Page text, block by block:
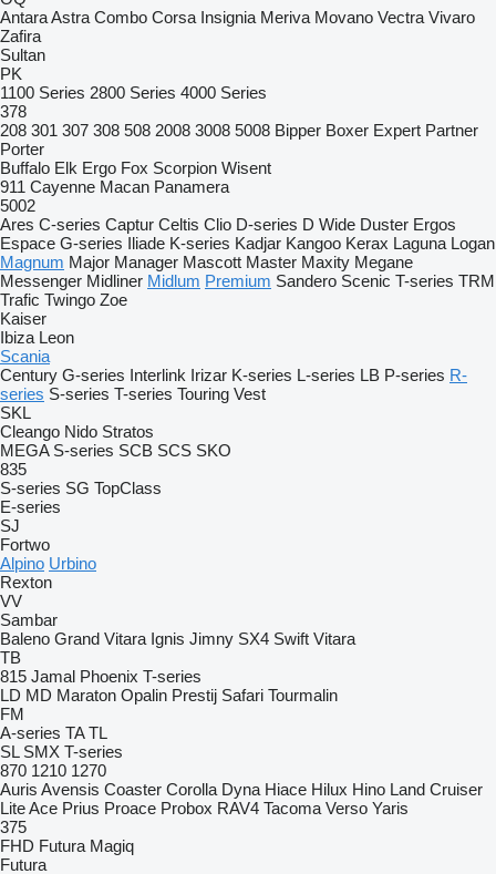
AntaraAstra Combo Corsa Insignia Meriva Movano Vectra Vivaro
Zafira
Sultan
PK
1100 Series 2800 Series 4000 Series
378
208 301 307 308 508 2008 3008 5008 Bipper Boxer Expert Partner
Porter
Buffalo Elk Ergo Fox Scorpion Wisent
911 Cayenne Macan Panamera
5002
Ares C-series Captur Celtis Clio D-series D Wide Duster Ergos
Espace G-series Iliade K-series Kadjar Kangoo Kerax Laguna Logan
Magnum Major Manager Mascott Master Maxity Megane
Messenger Midliner Midlum Premium Sandero Scenic T-series TRM
Trafic Twingo Zoe
Kaiser
Ibiza Leon
Scania
Century G-series Interlink Irizar K-series L-series LB P-series R-
series S-series T-series Touring Vest
SKL
Cleango Nido Stratos
MEGA S-series SCB SCS SKO
835
S-series SG TopClass
E-series
SJ
Fortwo
Alpino Urbino
Rexton
VV
Sambar
Baleno Grand Vitara Ignis Jimny SX4 Swift Vitara
TB
815 Jamal Phoenix T-series
LD MD Maraton Opalin Prestij Safari Tourmalin
FM
A-series TA TL
SL SMX T-series
870 1210 1270
Auris Avensis Coaster Corolla Dyna Hiace Hilux Hino Land Cruiser
Lite Ace Prius Proace Probox RAV4 Tacoma Verso Yaris
375
FHD Futura Magiq
Futura